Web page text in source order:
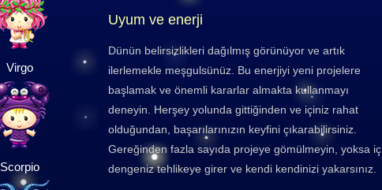
Virgo
Scorpio
Uyum ve enerji
Dünün belirsizlikleri dağılmış görünüyor ve artık
ilerlemekle meşgulsünüz. Bu enerjiyi yeni projelere
başlamak ve önemli kararlar almakta kullanmayı
deneyin. Herşey yolunda gittiğinden ve içiniz rahat
olduğundan, başarılarınızın keyfini çıkarabilirsiniz.
Gereğinden fazla sayıda projeye gömülmeyin, yoksa iç
dengeniz tehlikeye girer ve kendi kendinizi yakarsınız.